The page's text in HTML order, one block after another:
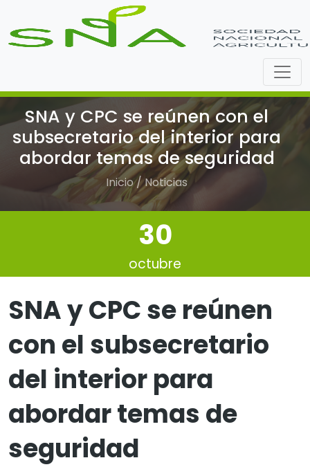
SNA y CPC se reúnen con el
subsecretario del interior para
abordar temas de seguridad
Inicio / Noticias
30
octubre
SNA y CPC se reúnen
con el subsecretario
del interior para
abordar temas de
seguridad